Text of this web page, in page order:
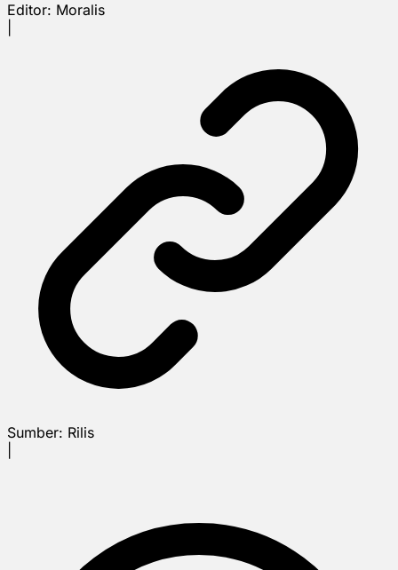
Editor: Moralis
Sumber: Rilis